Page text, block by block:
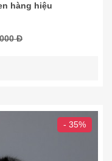
hàng hiệu
Đ
- 35%